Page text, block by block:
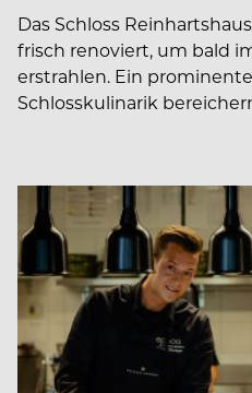
Das Schloss
frisch renoviert, um bald
erstrahlen. Ein
Schlosskulinarik